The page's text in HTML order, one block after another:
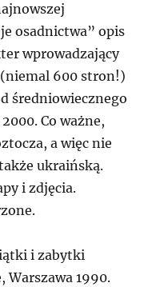
osadnictwa” opis
wprowadzający
600 stron!)
średniowiecznego
Co ważne,
a więc nie
ukraińską.
i zdjęcia.
i zabytki
Warszawa 1990.